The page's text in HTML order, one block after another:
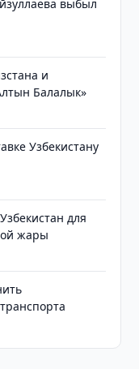
выбыл
и
Балалык»
Узбекистану
для
жары